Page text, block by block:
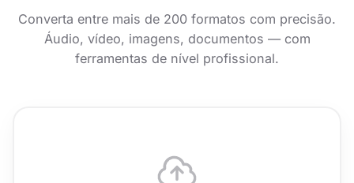
Converta entre mais de 200 formatos com precisão.
Áudio, vídeo, imagens, documentos — com
ferramentas de nível profissional.